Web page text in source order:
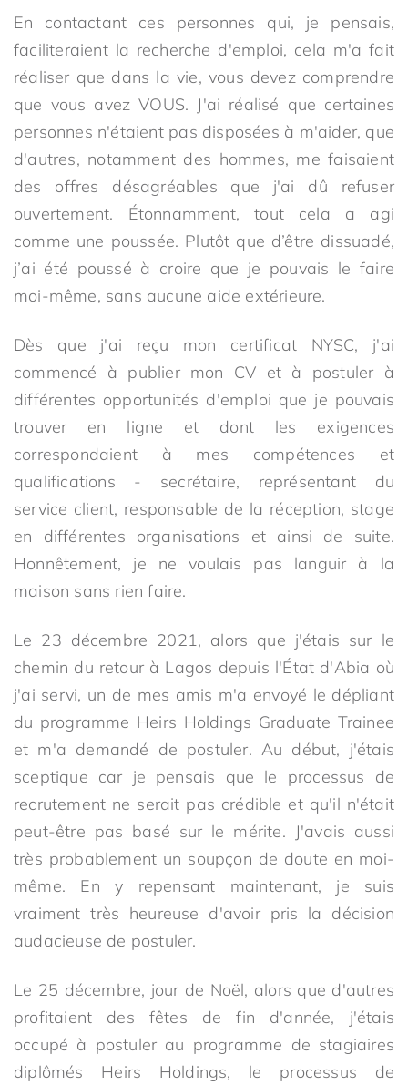
En contactant ces personnes qui, je pensais,
faciliteraient la recherche d'emploi, cela m'a fait
réaliser que dans la vie, vous devez comprendre
que vous avez VOUS. J'ai réalisé que certaines
personnes n'étaient pas disposées à m'aider, que
d'autres, notamment des hommes, me faisaient
des offres désagréables que j'ai dû refuser
ouvertement. Étonnamment, tout cela a agi
comme une poussée. Plutôt que d’être dissuadé,
j’ai été poussé à croire que je pouvais le faire
moi-même, sans aucune aide extérieure.
Dès que j'ai reçu mon certificat NYSC, j'ai
commencé à publier mon CV et à postuler à
différentes opportunités d'emploi que je pouvais
trouver en ligne et dont les exigences
correspondaient à mes compétences et
qualifications - secrétaire, représentant du
service client, responsable de la réception, stage
en différentes organisations et ainsi de suite.
Honnêtement, je ne voulais pas languir à la
maison sans rien faire.
Le 23 décembre 2021, alors que j'étais sur le
chemin du retour à Lagos depuis l'État d'Abia où
j'ai servi, un de mes amis m'a envoyé le dépliant
du programme Heirs Holdings Graduate Trainee
et m'a demandé de postuler. Au début, j'étais
sceptique car je pensais que le processus de
recrutement ne serait pas crédible et qu'il n'était
peut-être pas basé sur le mérite. J'avais aussi
très probablement un soupçon de doute en moi-
même. En y repensant maintenant, je suis
vraiment très heureuse d'avoir pris la décision
audacieuse de postuler.
Le 25 décembre, jour de Noël, alors que d'autres
profitaient des fêtes de fin d'année, j'étais
occupé à postuler au programme de stagiaires
diplômés Heirs Holdings, le processus de